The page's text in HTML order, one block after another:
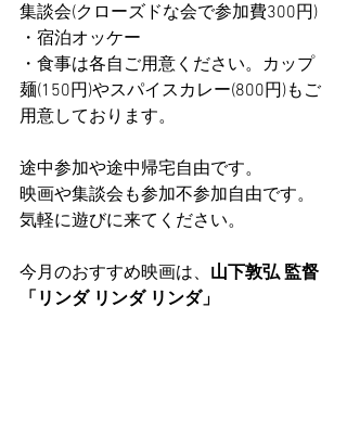
集談会(クローズドな会で参加費300円)
・宿泊オッケー
・食事は各自ご用意ください。カップ
麺(150円)やスパイスカレー(800円)もご
用意しております。
途中参加や途中帰宅自由です。
映画や集談会も参加不参加自由です。
気軽に遊びに来てください。
今月のおすすめ映画は、 山下敦弘 監督
「リンダ リンダ リンダ」